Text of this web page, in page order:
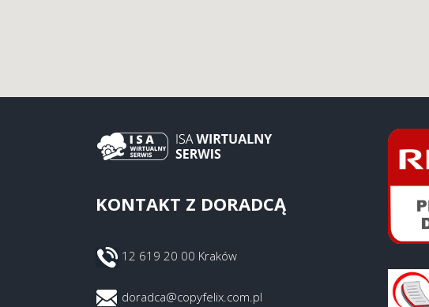
KONTAKT Z DORADCĄ
12 619 20 00 Kraków
doradca@copyfelix.com.pl